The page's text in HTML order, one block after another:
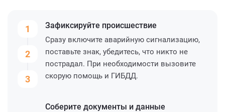
1
2
3
Зафиксируйте происшествие
Сразу включите аварийную сигнализацию,
поставьте знак, убедитесь, что никто не
пострадал. При необходимости вызовите
скорую помощь и ГИБДД.
Соберите документы и данные